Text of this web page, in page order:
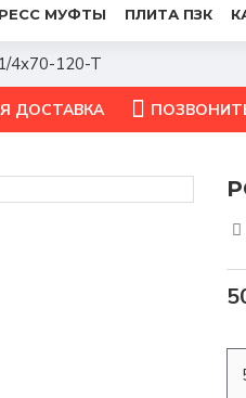
МУФТЫ ПЛИТА ПЗК
4x70-120-T
ДОСТАВКА